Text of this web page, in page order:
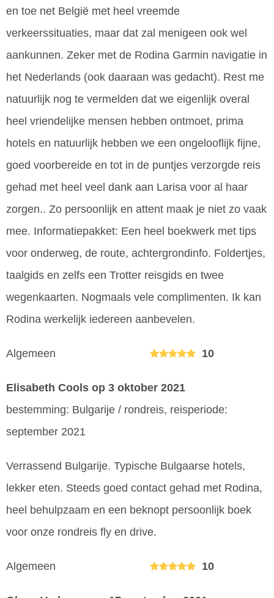
en toe net België met heel vreemde
verkeerssituaties, maar dat zal menigeen ook wel
aankunnen. Zeker met de Rodina Garmin navigatie in
het Nederlands (ook daaraan was gedacht). Rest me
natuurlijk nog te vermelden dat we eigenlijk overal
heel vriendelijke mensen hebben ontmoet, prima
hotels en natuurlijk hebben we een ongelooflijk fijne,
goed voorbereide en tot in de puntjes verzorgde reis
gehad met heel veel dank aan Larisa voor al haar
zorgen.. Zo persoonlijk en attent maak je niet zo vaak
mee. Informatiepakket: Een heel boekwerk met tips
voor onderweg, de route, achtergrondinfo. Foldertjes,
taalgids en zelfs een Trotter reisgids en twee
wegenkaarten. Nogmaals vele complimenten. Ik kan
Rodina werkelijk iedereen aanbevelen.
Algemeen 10
Elisabeth Cools op 3 oktober 2021
bestemming: Bulgarije / rondreis, reisperiode:
september 2021
Verrassend Bulgarije. Typische Bulgaarse hotels,
lekker eten. Steeds goed contact gehad met Rodina,
heel behulpzaam en een beknopt persoonlijk boek
voor onze rondreis fly en drive.
Algemeen 10